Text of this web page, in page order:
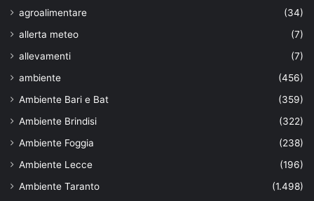
agroalimentare
(34)
allerta meteo
(7)
allevamenti
(7)
ambiente
(456)
Ambiente Bari e Bat
(359)
Ambiente Brindisi
(322)
Ambiente Foggia
(238)
Ambiente Lecce
(196)
Ambiente Taranto
(1.498)